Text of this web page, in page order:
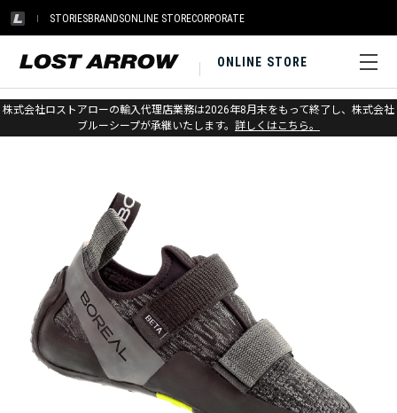
STORIESBRANDSONLINE STORECORPORATE
ONLINE STORE
株式会社ロストアローの輸入代理店業務は2026年8月末をもって終了し、株式会社
ブルーシープが承継いたします。 詳しくはこちら。
ホーム > ボリエール > クライミングシューズ